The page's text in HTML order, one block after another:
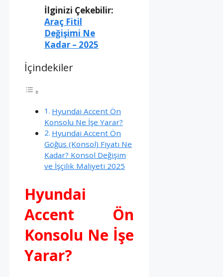
İlginizi Çekebilir:
Araç Fitil
Değişimi Ne
Kadar – 2025
İçindekiler
Hyundai Accent Ön
Konsolu Ne İşe Yarar?
Hyundai Accent Ön
Göğüs (Konsol) Fiyatı Ne
Kadar? Konsol Değişim
ve İşçilik Maliyeti 2025
Hyundai
Accent Ön
Konsolu Ne İşe
Yarar?